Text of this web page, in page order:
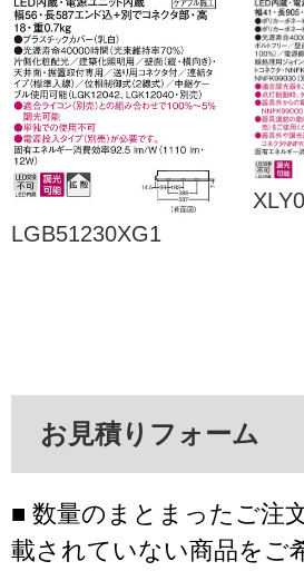
LGB51230XG1
お見積りフォーム
■ 数量のまとまったご注
載されていない商品をご